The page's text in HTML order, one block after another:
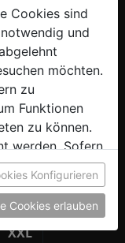
- XL
Begleiter – ob in
Aus
es für
mit dem
XXL
Cookies sind
und
möchten.
zu
Funktionen
zu können.
werden. Sofern
Sie
Konfigurieren
Cookies erlauben